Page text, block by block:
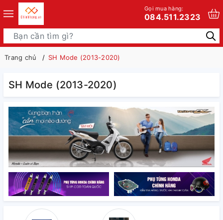
Gọi mua hàng:
084.511.2323
Trang chủ SH Mode (2013-2020)
SH Mode (2013-2020)